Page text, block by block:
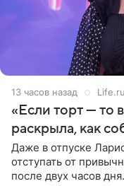
13 часов назад Life.ru
«Если торт — то
раскрыла, как
Даже в отпуске
отступать от
после двух часов